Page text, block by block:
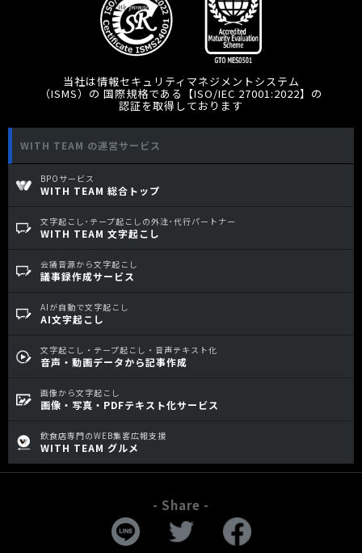
当社は情報セキュリティマネジメントシステム
（ISMS）の 国際規格である【ISO/IEC 27001:2022】の
認証を取得しております
WITH TEAM の運営サービス
BPOサービス
WITH TEAM 総合トップ
文字起こし･テープ起こしの外注･代行パートナー
WITH TEAM 文字起こし
会議音源から文字起こし
議事録作成サービス
AIが自動で文字起こし
AI文字起こし
文字起こし・テープ起こし・音声テキスト化
音声・動画データから記事作成
画像から文字起こし
画像・写真・PDFテキスト化サービス
飲食店専門のWEB集客広報支援
WITH TEAM グルメ
- Share -